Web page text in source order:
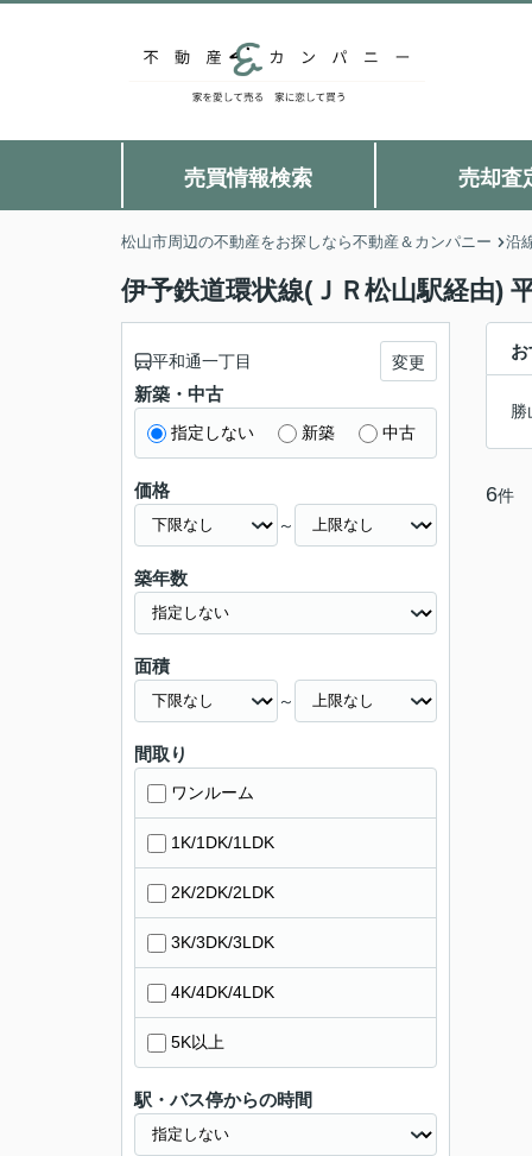
売買情報検索 売却査
松山市周辺の不動産をお探しなら不動産＆カンパニー 沿
伊予鉄道環状線(ＪＲ松山駅経由)
6件
平和通一丁目 変更
新築・中古
指定しない 新築 中古
価格
～
築年数
面積
～
間取り
ワンルーム
1K/1DK/1LDK
2K/2DK/2LDK
3K/3DK/3LDK
4K/4DK/4LDK
5K以上
駅・バス停からの時間